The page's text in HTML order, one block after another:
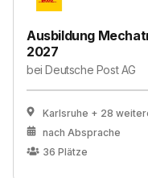
Ausbildung
2027
beiDeutsche Post AG
Karlsruhe + 28
nach Absprache
36 Plätze